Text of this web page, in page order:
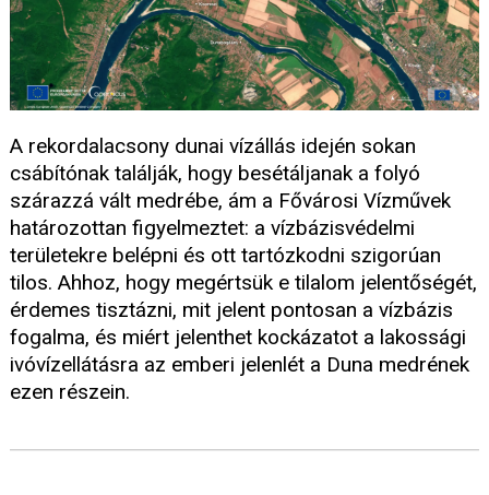
A rekordalacsony dunai vízállás idején sokan
csábítónak találják, hogy besétáljanak a folyó
szárazzá vált medrébe, ám a Fővárosi Vízművek
határozottan figyelmeztet: a vízbázisvédelmi
területekre belépni és ott tartózkodni szigorúan
tilos. Ahhoz, hogy megértsük e tilalom jelentőségét,
érdemes tisztázni, mit jelent pontosan a vízbázis
fogalma, és miért jelenthet kockázatot a lakossági
ivóvízellátásra az emberi jelenlét a Duna medrének
ezen részein.